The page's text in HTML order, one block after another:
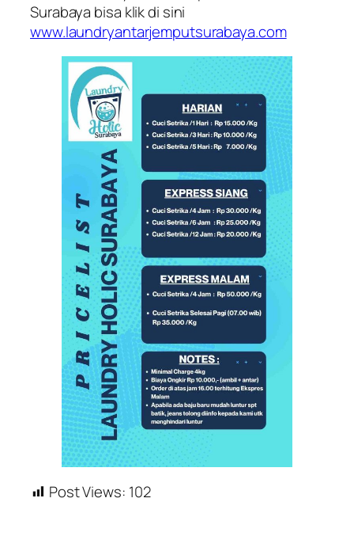
Surabaya bisa klik di sini
www.laundryantarjemputsurabaya.com
Post Views: 102